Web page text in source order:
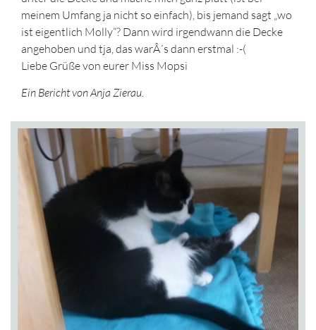
meinem Umfang ja nicht so einfach), bis jemand sagt „wo
ist eigentlich Molly“? Dann wird irgendwann die Decke
angehoben und tja, das warÂ´s dann erstmal :-(
Liebe Grüße von eurer Miss Mopsi
Ein Bericht von Anja Zierau.